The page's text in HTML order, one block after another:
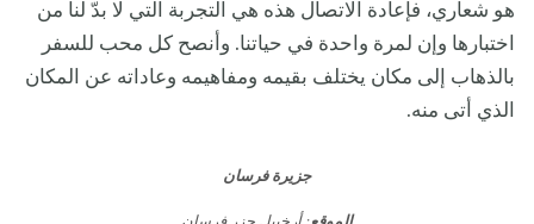
هو شعاري، فإعادة الاتصال هذه هي التجربة التي لا بدّ لنا من
اختبارها وإن لمرة واحدة في حياتنا. وأنصح كل محب للسفر
بالذهاب إلى مكان يختلف بقيمه ومفاهيمه وعاداته عن المكان
الذي أتى منه.
جزيرة فرسان